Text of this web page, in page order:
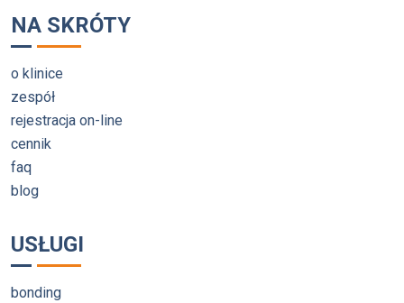
NA SKRÓTY
o klinice
zespół
rejestracja on-line
cennik
faq
blog
USŁUGI
bonding